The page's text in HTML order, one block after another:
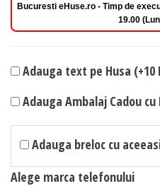
Bucuresti eHuse.ro - Timp de
19.00
Adauga text pe Husa (+10
Adauga Ambalaj Cadou
Adauga breloc cu
Alege marca telefonului